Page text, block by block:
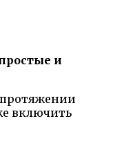
и
включить